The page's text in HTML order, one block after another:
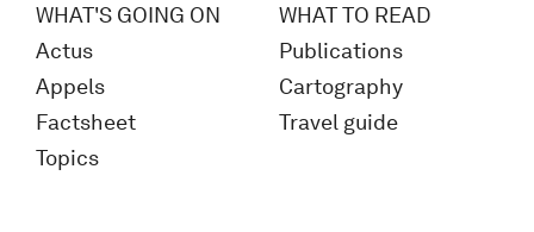
WHAT'S GOING ON
Actus
Appels
Factsheet
Topics
WHAT TO READ
Publications
Cartography
Travel guide